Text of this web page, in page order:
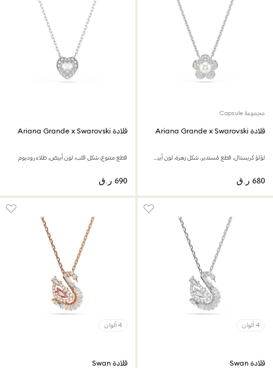
مجموعة Capsule
قلادة Ariana Grande x Swarovski
لؤلؤ كريستال، قطع مُستدير، شكل زهرة، لون أبيض، طلاء روديوم
قلادة Ariana Grande x Swarovski
قطع متنوع، شكل قلب، لون أبيض، طلاء روديوم
4 ألوان
قلادة Swan
4 ألوان
قلادة Swan